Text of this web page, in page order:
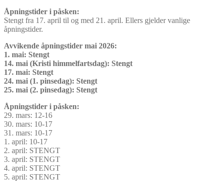
Åpningstider i påsken:
Stengt fra 17. april til og med 21. april. Ellers gjelder vanlige
åpningstider.
Avvikende åpningstider mai 2026:
1. mai: Stengt
14. mai (Kristi himmelfartsdag): Stengt
17. mai: Stengt
24. mai (1. pinsedag): Stengt
25. mai (2. pinsedag): Stengt
Åpningstider i påsken:
29. mars: 12-16
30. mars: 10-17
31. mars: 10-17
1. april: 10-17
2. april: STENGT
3. april: STENGT
4. april: STENGT
5. april: STENGT